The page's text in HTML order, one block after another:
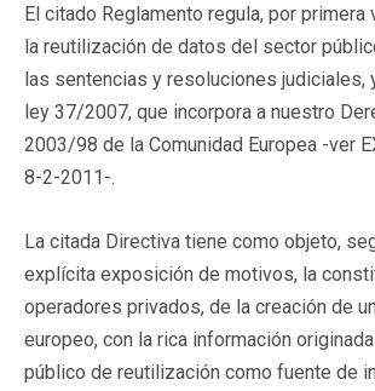
El citado Reglamento regula, por primera
la reutilización de datos del sector
las sentencias y resoluciones judiciales,
ley 37/2007, que incorpora a nuestro
2003/98 de la Comunidad Europea -ver
8-2-2011-.
La citada Directiva tiene como objeto,
explícita exposición de motivos, la
operadores privados, de la creación de
europeo, con la rica información
público de reutilización como fuente de